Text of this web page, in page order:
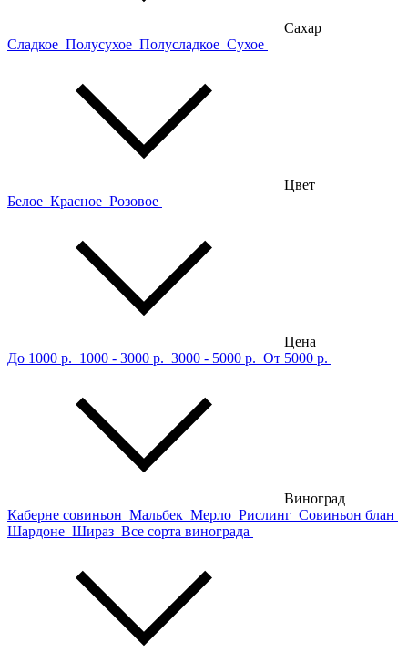
Сахар
Сладкое Полусухое Полусладкое Сухое
Цвет
Белое Красное Розовое
Цена
До 1000 р. 1000 - 3000 р. 3000 - 5000 р. От 5000 р.
Виноград
Каберне совиньон Мальбек Мерло Рислинг Совиньон блан
Шардоне Шираз Все сорта винограда